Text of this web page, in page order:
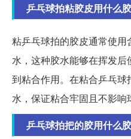
乒乓球拍粘胶皮用什么
粘乒乓球拍的胶皮通常使
水，这种胶水能够在挥发
到粘合作用。在粘合乒乓
水，保证粘合牢固且不影响
乒乓球拍把的胶用什么